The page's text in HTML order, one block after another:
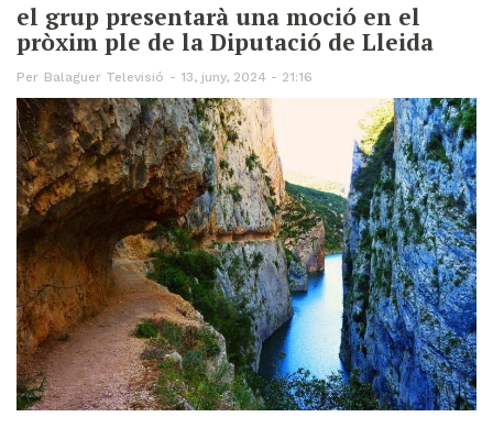
el grup presentarà una moció en el
pròxim ple de la Diputació de Lleida
Per Balaguer Televisió 13, juny, 2024 - 21:16